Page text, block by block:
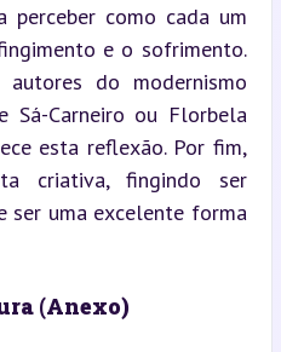
perceber como cada um
e o sofrimento.
do modernismo
Sá-Carneiro ou Florbela
esta reflexão. Por fim,
criativa, fingindo ser
ser uma excelente forma
(Anexo)